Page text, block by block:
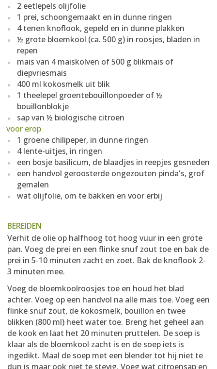
2 eetlepels olijfolie
1 prei, schoongemaakt en in dunne ringen
4 tenen knoflook, gepeld en in dunne plakken
½ grote bloemkool (ca. 500 g) in roosjes, bladen in
repen
mais van 4 maiskolven of 500 g blikmais of
diepvriesmais
400 ml kokosmelk uit blik
1 theelepel groentebouillonpoeder of ½
bouillonblokje
sap van ½ biologische citroen
voor erop
1 groene chilipeper, in dunne ringen
4 lente-uitjes, in ringen
een bosje basilicum, de blaadjes in reepjes gesneden
een handvol geroosterde ongezouten pinda's, grof
gemalen
wat olijfolie, om te bakken en voor erbij
BEREIDEN
Verhit de olie op halfhoog tot hoog vuur in een grote
pan. Voeg de prei en een flinke snuf zout toe en bak de
prei in 5-10 minuten zacht en zoet. Bak de knoflook 2-
3 minuten mee.
Voeg de bloemkoolroosjes toe en houd het blad
achter. Voeg op een handvol na alle mais toe. Voeg een
flinke snuf zout, de kokosmelk, bouillon en twee
blikken (800 ml) heet water toe. Breng het geheel aan
de kook en laat het 20 minuten pruttelen. De soep is
klaar als de bloemkool zacht is en de soep iets is
ingedikt. Maal de soep met een blender tot hij niet te
dun is maar ook niet te stevig. Voeg wat citroensap en